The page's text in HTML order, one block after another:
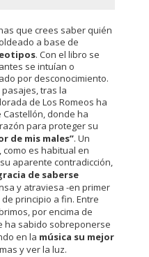
que crees saber quién
a base de
. Con el libro se
se intuían o
por desconocimiento.
tras la
de Los Romeos ha
donde ha
para proteger su
de mis males”. Un
es habitual en
aparente contradicción,
de saberse
y atraviesa -en primer
principio a fin. Entre
por encima de
ha sabido sobreponerse
en la música su mejor
y ver la luz.